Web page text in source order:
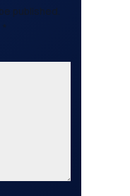
published.
*